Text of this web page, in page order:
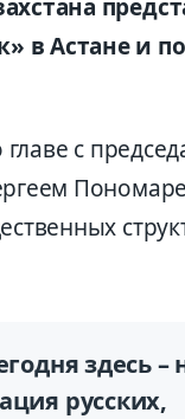
в Астане и
с
здесь –
русских,